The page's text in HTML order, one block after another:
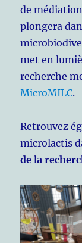
de
plongera
met en
recherche
MicroMILC.
Retrouvez
microlactis
de la